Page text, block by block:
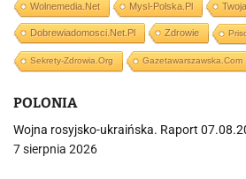
Wolnemedia.net Mysl-Polska.pl
Dobrewiadomosci.net.pl Zdrowie
Sekrety-Zdrowia.org Gazetawarszawska.com
POLONIA
Wojna rosyjsko-ukraińska. Raport
7 sierpnia 2026